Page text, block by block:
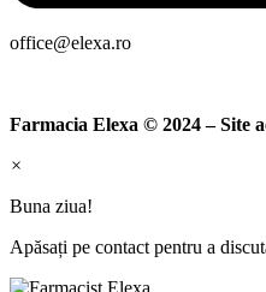
office@elexa.ro
Farmacia Elexa © 2024 – Site
×
Buna ziua!
Apăsați pe contact pentru a